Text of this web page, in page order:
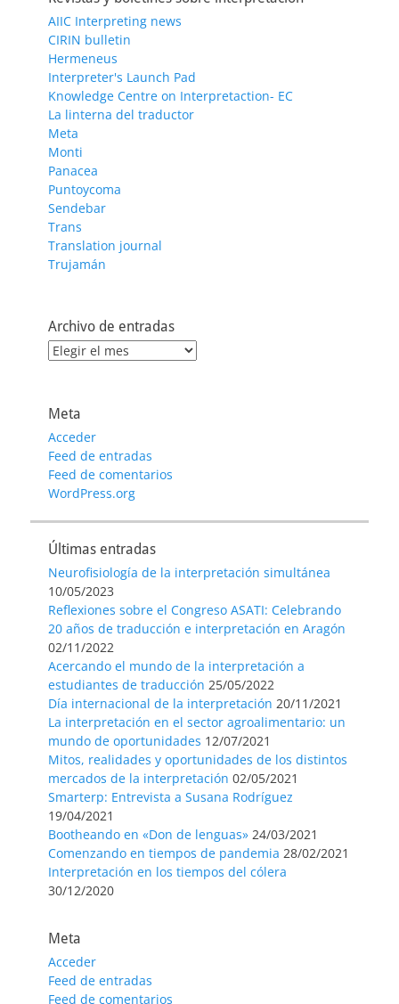
AIIC Interpreting news
CIRIN bulletin
Hermeneus
Interpreter's Launch Pad
Knowledge Centre on Interpretaction- EC
La linterna del traductor
Meta
Monti
Panacea
Puntoycoma
Sendebar
Trans
Translation journal
Trujamán
Archivo de entradas
Archivo
Meta
Acceder
Feed de entradas
Feed de comentarios
WordPress.org
Últimas entradas
Neurofisiología de la interpretación simultánea
10/05/2023
Reflexiones sobre el Congreso ASATI: Celebrando
20 años de traducción e interpretación en Aragón
02/11/2022
Acercando el mundo de la interpretación a
estudiantes de traducción 25/05/2022
Día internacional de la interpretación 20/11/2021
La interpretación en el sector agroalimentario: un
mundo de oportunidades 12/07/2021
Mitos, realidades y oportunidades de los distintos
mercados de la interpretación 02/05/2021
Smarterp: Entrevista a Susana Rodríguez
19/04/2021
Bootheando en «Don de lenguas» 24/03/2021
Comenzando en tiempos de pandemia 28/02/2021
Interpretación en los tiempos del cólera
30/12/2020
Meta
Acceder
Feed de entradas
Feed de comentarios